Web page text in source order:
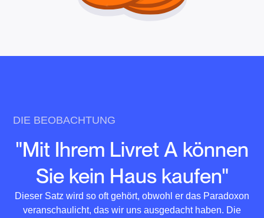
DIE BEOBACHTUNG
"Mit Ihrem Livret A können
Sie kein Haus kaufen"
Dieser Satz wird so oft gehört, obwohl er das Paradoxon
veranschaulicht, das wir uns ausgedacht haben. Die